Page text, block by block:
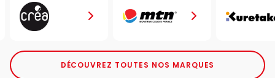
DÉCOUVREZ TOUTES NOS MARQUES